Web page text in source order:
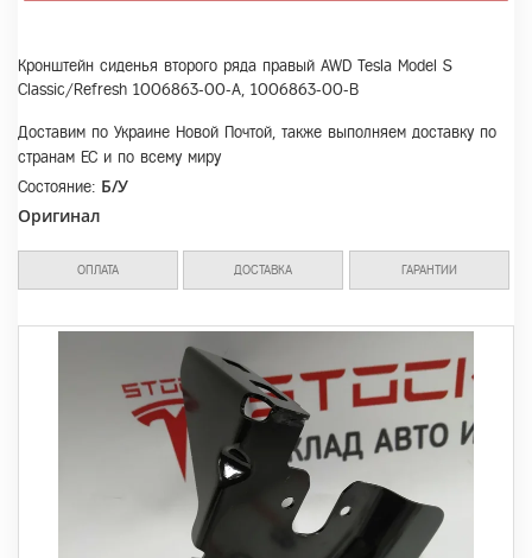
Кронштейн сиденья второго ряда правый AWD Tesla Model S
Classic/Refresh 1006863-00-A, 1006863-00-B
Доставим по Украине Новой Почтой, также выполняем доставку по
странам ЕС и по всему миру
Состояние: Б/У
Оригинал
ОПЛАТА ДОСТАВКА ГАРАНТИИ